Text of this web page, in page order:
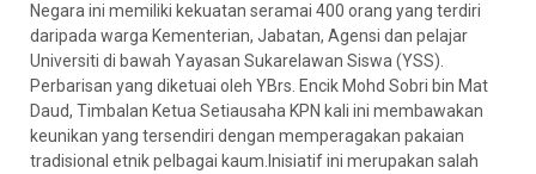
Negara ini memiliki kekuatan seramai 400 orang yang terdiri
daripada warga Kementerian, Jabatan, Agensi dan pelajar
Universiti di bawah Yayasan Sukarelawan Siswa (YSS).
Perbarisan yang diketuai oleh YBrs. Encik Mohd Sobri bin Mat
Daud, Timbalan Ketua Setiausaha KPN kali ini membawakan
keunikan yang tersendiri dengan memperagakan pakaian
tradisional etnik pelbagai kaum.Inisiatif ini merupakan salah